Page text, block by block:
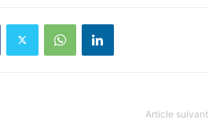
Article suivant